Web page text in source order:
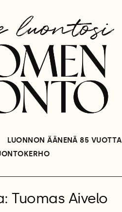
LUONNON ÄÄNENÄ 85 VUOTTA
Tuomas Aivelo